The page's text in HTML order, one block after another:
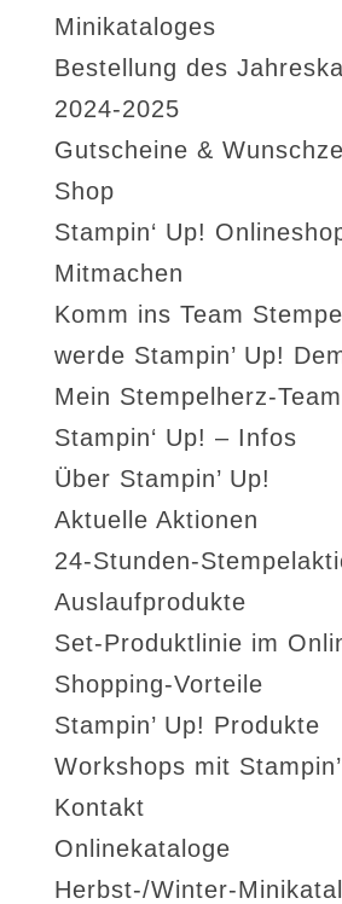
Minikataloges
Bestellung des
2024-2025
Gutscheine &
Shop
Stampin‘ Up!
Mitmachen
Komm ins Team
werde Stampin’ Up!
Mein Stempelherz-Team
Stampin‘ Up! – Infos
Über Stampin’ Up!
Aktuelle Aktionen
24-Stunden-
Auslaufprodukte
Set-Produktlinie im
Shopping-Vorteile
Stampin’ Up! Produkte
Workshops mit
Kontakt
Onlinekataloge
Herbst-/Winter-